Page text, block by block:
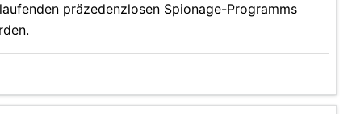
präzedenzlosen Spionage-Programms